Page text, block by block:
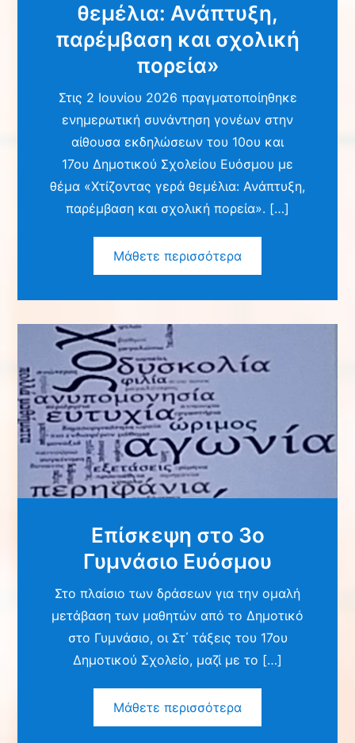
θεμέλια: Ανάπτυξη,
παρέμβαση και σχολική
πορεία»
Στις 2 Ιουνίου 2026 πραγματοποίηθηκε
ενημερωτική συνάντηση γονέων στην
αίθουσα εκδηλώσεων του 10ου και
17ου Δημοτικού Σχολείου Ευόσμου με
θέμα «Χτίζοντας γερά θεμέλια: Ανάπτυξη,
παρέμβαση και σχολική πορεία». […]
Μάθετε περισσότερα
Επίσκεψη στο 3ο
Γυμνάσιο Ευόσμου
Στο πλαίσιο των δράσεων για την ομαλή
μετάβαση των μαθητών από το Δημοτικό
στο Γυμνάσιο, οι Στ΄ τάξεις του 17ου
Δημοτικού Σχολείο, μαζί με το […]
Μάθετε περισσότερα